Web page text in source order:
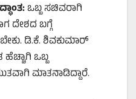
ಒಬ್ಬ ಸಚಿವರಾಗಿ
ದೇಶದ ಬಗ್ಗೆ
ಡಿ.ಕೆ. ಶಿವಕುಮಾರ್
ಹೆಚ್ಚಾಗಿ ಒಬ್ಬ
ಮಾತನಾಡಿದ್ದಾರೆ.